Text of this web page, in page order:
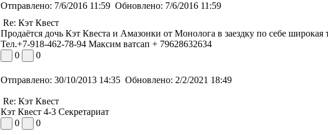
Отправлено: 7/6/2016 11:59 Обновлено: 7/6/2016 11:59
Re: Кэт Квест
Продаётся дочь Кэт Квеста и Амазонки от Монолога в заездку по себе
Тел.+7-918-462-78-94 Максим ватсап + 79628632634
0
0
Отправлено: 30/10/2013 14:35 Обновлено: 2/2/2021 18:49
Re: Кэт Квест
Кэт Квест 4-3 Секретариат
0
0